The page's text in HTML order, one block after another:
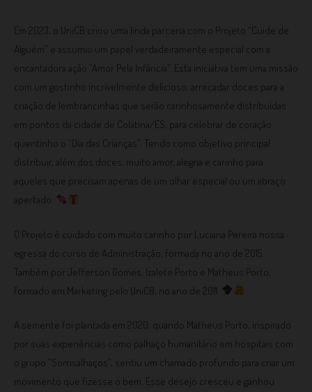
Em 2023, o UniCB criou uma linda parceria com o Projeto “Cuide de
Alguém” e assumiu um papel verdadeiramente especial com a
encantadora ação “Amor Pela Infância”. Esta iniciativa tem uma missão
com um gostinho incrivelmente delicioso: arrecadar doces para a
criação de lembrancinhas que serão carinhosamente distribuídas
em pontos da cidade de Colatina/ES, para celebrar de coração
quentinho o “Dia das Crianças”. Tendo como objetivo principal
distribuir, além dos doces, muito amor, alegria e carinho para
aqueles que precisam apenas de um olhar especial ou um abraço
apertado.
O Projeto é cuidado com muito carinho por Luciana Pereira nossa
egressa do curso de Administração, formada no ano de 2015.
Também por Jefferson Gomes, Izalete Porto e Matheus Porto,
formado em Marketing pelo UniCB, no ano de 2011.
A semente foi plantada em 2020, quando Matheus Porto, inspirado
por suas experiências como palhaço humanitário em hospitais com
o grupo “Sorrisalhaços”, sentiu um chamado profundo para criar um
movimento que fizesse o bem. Esse desejo cresceu e ganhou